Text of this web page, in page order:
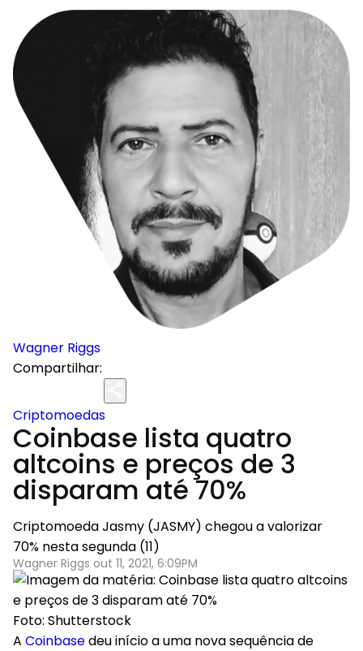
Wagner Riggs
Compartilhar:
Criptomoedas
Coinbase lista quatro
altcoins e preços de 3
disparam até 70%
Criptomoeda Jasmy (JASMY) chegou a valorizar
70% nesta segunda (11)
Wagner Riggs out 11, 2021, 6:09PM
Foto: Shutterstock
A Coinbasedeu início a uma nova sequência de